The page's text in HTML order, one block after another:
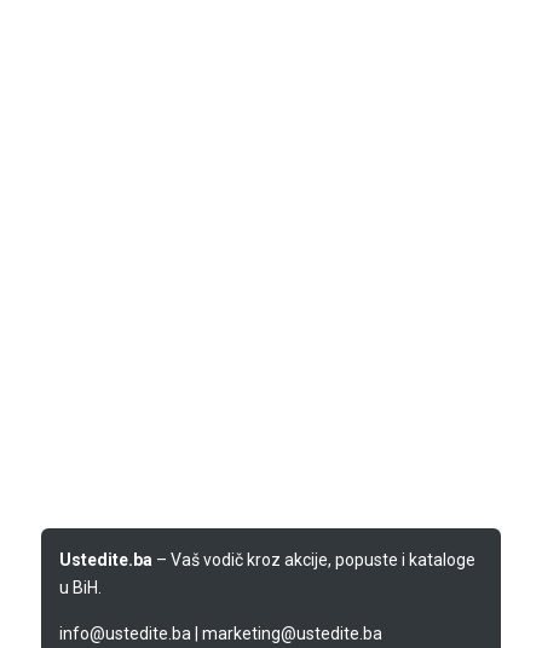
Ustedite.ba – Vaš vodič kroz akcije, popuste i kataloge
u BiH.
info@ustedite.ba marketing@ustedite.ba